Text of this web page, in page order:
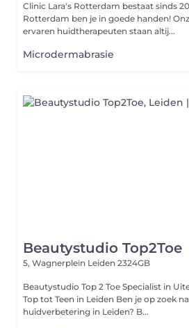
Clinic Lara's Rotterdam bestaat sinds
Rotterdam ben je in goede handen!
ervaren huidtherapeuten staan altij...
Microdermabrasie
Beautystudio Top2Toe
5, Wagnerplein Leiden 2324GB
Beautystudio Top 2 Toe Specialist in Uiterlijke verzorging van
Top tot Teen in Leiden Ben je op zoek naar professionele
huidverbetering in Leiden? B...